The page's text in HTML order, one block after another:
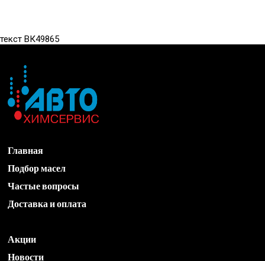
текст ВК49865
Главная
Подбор масел
Частые вопросы
Доставка и оплата
Акции
Новости